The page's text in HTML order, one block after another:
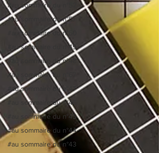
#au sommaire du n°52
#au sommaire du n°51
#au sommaire du n°50
#au sommaire du n°49
#au sommaire du n°48
#au sommaire du n°67
#au sommaire du n°47
#au sommaire du n°46
#au sommaire du n°45
#au sommaire du n°44
#au sommaire du n°43